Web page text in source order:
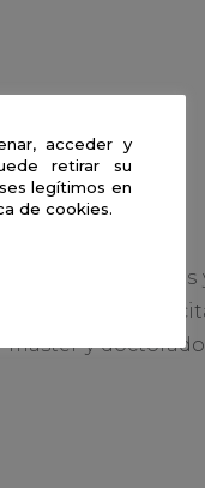
experimentos
impartirlas,
y
acceder y
retirar su
legítimos en
de cookies.